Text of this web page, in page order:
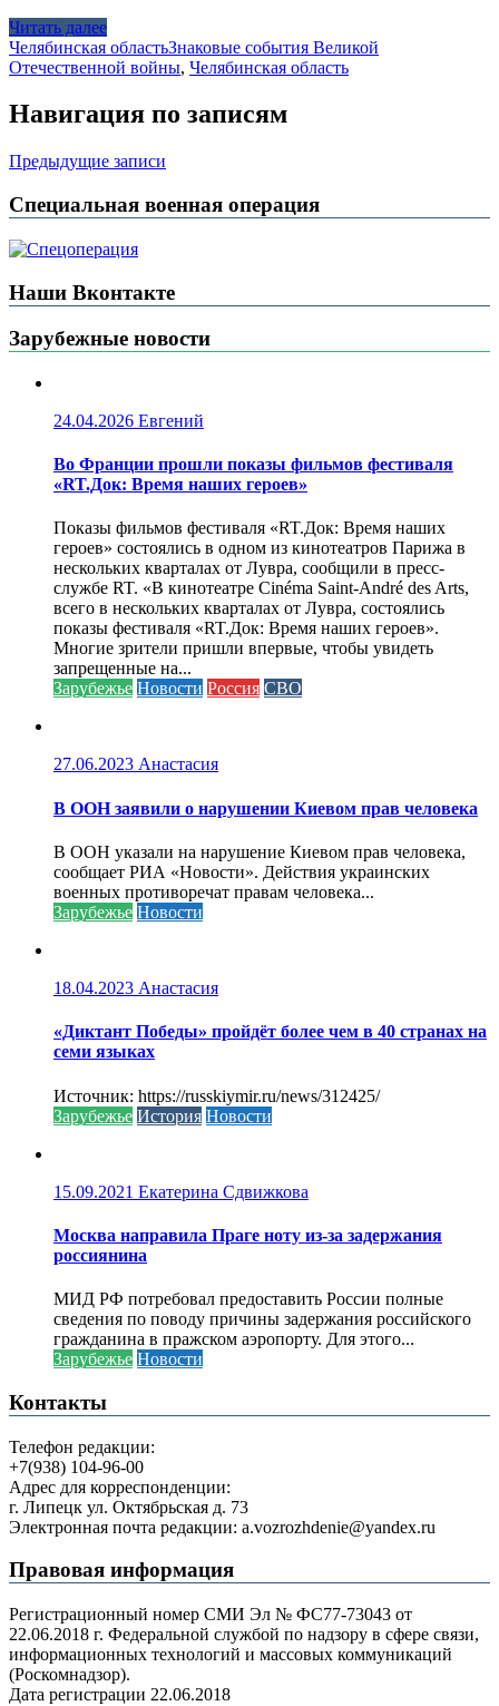
Читать далее
Челябинская областьЗнаковые события Великой
Отечественной войны, Челябинская область
Навигация по записям
Предыдущие записи
Специальная военная операция
Наши Вконтакте
Зарубежные новости
24.04.2026 Евгений
Во Франции прошли показы фильмов фестиваля
«RT.Док: Время наших героев»
Показы фильмов фестиваля «RT.Док: Время наших
героев» состоялись в одном из кинотеатров Парижа в
нескольких кварталах от Лувра, сообщили в пресс-
службе RT. «В кинотеатре Cinéma Saint-André des Arts,
всего в нескольких кварталах от Лувра, состоялись
показы фестиваля «RT.Док: Время наших героев».
Многие зрители пришли впервые, чтобы увидеть
запрещенные на...
Зарубежье Новости Россия СВО
27.06.2023 Анастасия
В ООН заявили о нарушении Киевом прав человека
В ООН указали на нарушение Киевом прав человека,
сообщает РИА «Новости». Действия украинских
военных противоречат правам человека...
Зарубежье Новости
18.04.2023 Анастасия
«Диктант Победы» пройдёт более чем в 40 странах на
семи языках
Источник: https://russkiymir.ru/news/312425/
Зарубежье История Новости
15.09.2021 Екатерина Сдвижкова
Москва направила Праге ноту из-за задержания
россиянина
МИД РФ потребовал предоставить России полные
сведения по поводу причины задержания российского
гражданина в пражском аэропорту. Для этого...
Зарубежье Новости
Контакты
Телефон редакции:
+7(938) 104-96-00
Адрес для корреспонденции:
г. Липецк ул. Октябрьская д. 73
Электронная почта редакции: a.vozrozhdenie@yandex.ru
Правовая информация
Регистрационный номер СМИ Эл № ФС77-73043 от
22.06.2018 г. Федеральной службой по надзору в сфере связи,
информационных технологий и массовых коммуникаций
(Роскомнадзор).
Дата регистрации 22.06.2018